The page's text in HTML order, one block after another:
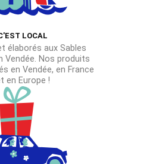
du
produit
LOCAL
élaborés aux Sables
Vendée. Nos produits
en Vendée, en France
en Europe !